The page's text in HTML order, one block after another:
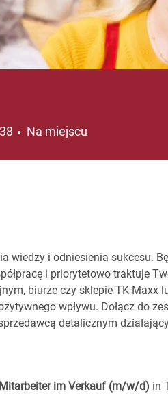
Na miejscu
wiedzy i odniesienia sukcesu.
i priorytetowo traktuje
biurze czy sklepie TK Maxx
wpływu. Dołącz do
detalicznym
im Verkauf (m/w/d) in